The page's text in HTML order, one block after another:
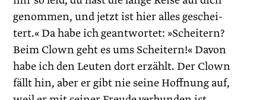
genommen, und jetzt ist hier alles geschei­
tert.« Da habe ich geantwortet: »Scheitern?
Beim Clown geht es ums Scheitern!« Davon
habe ich den Leuten dort erzählt. Der Clown
fällt hin, aber er gibt nie seine Hoffnung auf,